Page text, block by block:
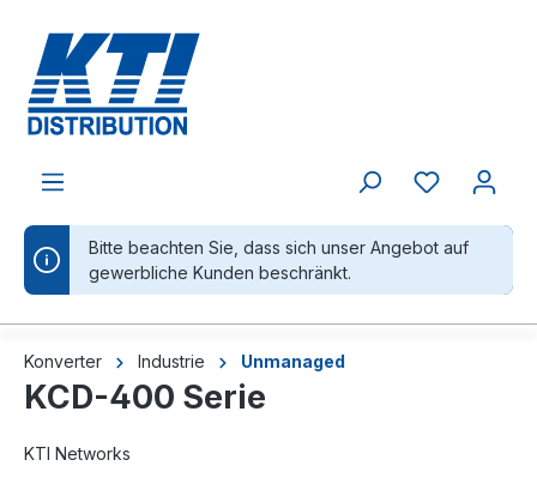
Bitte beachten Sie, dass sich unser Angebot auf
gewerbliche Kunden beschränkt.
Konverter Industrie Unmanaged
KCD-400 Serie
KTI Networks